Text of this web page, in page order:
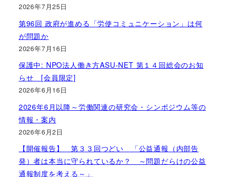
2026年7月25日
第96回 政府が進める「労使コミュニケーション」は何
が問題か
2026年7月16日
保護中: NPO法人働き方ASU-NET 第１４回総会のお知
らせ [会員限定]
2026年6月16日
2026年6月以降～労働関連の研究会・シンポジウム等の
情報・案内
2026年6月2日
【開催報告】 第３３回つどい 「公益通報（内部告
発）者は本当に守られているか？ ～問題だらけの公益
通報制度を考える～」